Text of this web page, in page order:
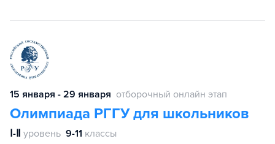
15 января - 29 января отборочный онлайн этап
Олимпиада РГГУ для школьников
Ⅰ-Ⅱ уровень 9-11 классы